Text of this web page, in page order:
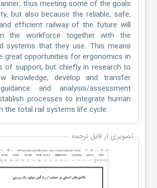
thus meeting some of the goals
but also because the reliable, safe,
efficient railway of the future will
the workforce together with the
systems that they use. This means
great opportunities for ergonomics in
of support, but chiefly in research to
knowledge, develop and transfer
and analysis/assessment
processes to integrate human
the total rail systems life cycle.
تصویری از فایل ترجمه